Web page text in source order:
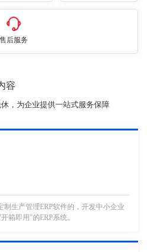
售后服务
容
，为企业提供一站式服务保障
制生产管理ERP软件的，开发中小企业
箱即用"的ERP系统。